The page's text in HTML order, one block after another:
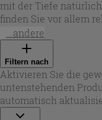
mit der Tiefe
finden Sie vor allem
Marmoroptik, die
überzeugen – vom
Adern bis zu
oder
60x120, 90x90 oder
wenigen Fugen und
Küche, Wohnbereich
...andere
Filtern nach
Aktivieren Sie die
untenstehenden
automatisch